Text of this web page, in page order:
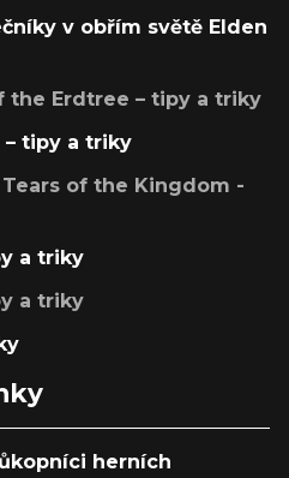
v obřím světě Elden
the Erdtree – tipy a triky
– tipy a triky
of the Kingdom -
a triky
a triky
herních